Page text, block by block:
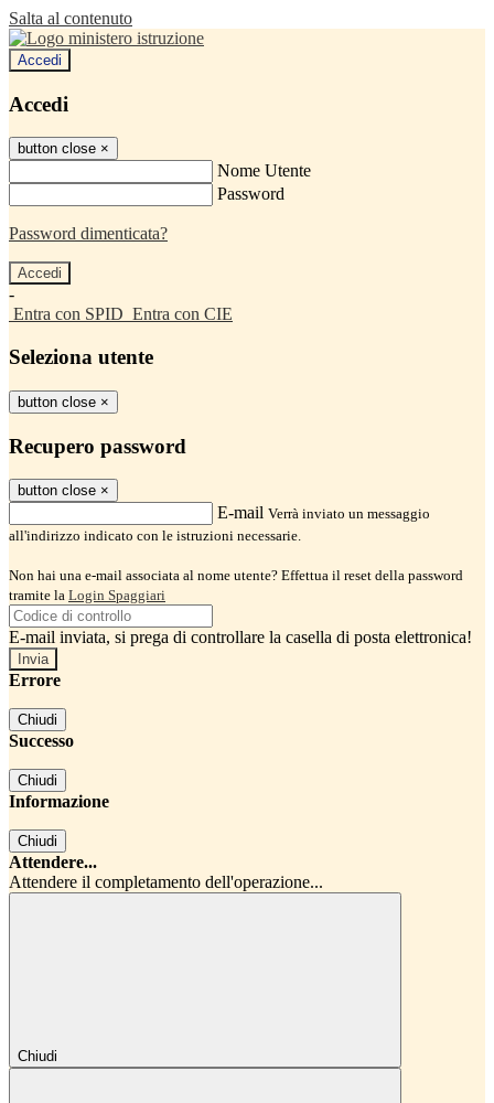
Salta al contenuto
Accedi
Accedi
button close ×
Nome Utente
Password
Password dimenticata?
-
Entra con SPID Entra con CIE
Seleziona utente
button close ×
Recupero password
button close ×
E-mail Verrà inviato un messaggio
all'indirizzo indicato con le istruzioni necessarie.
Non hai una e-mail associata al nome utente? Effettua il reset della password
tramite la Login Spaggiari
E-mail inviata, si prega di controllare la casella di posta elettronica!
Errore
Chiudi
Successo
Chiudi
Informazione
Chiudi
Attendere...
Attendere il completamento dell'operazione...
Chiudi